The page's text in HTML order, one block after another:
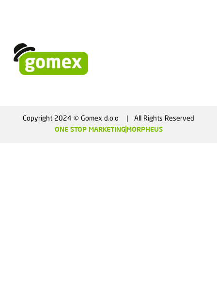
Copyright 2024 © Gomex d.o.o    |   All Rights Reserved
ONE STOP MARKETING MORPHEUS